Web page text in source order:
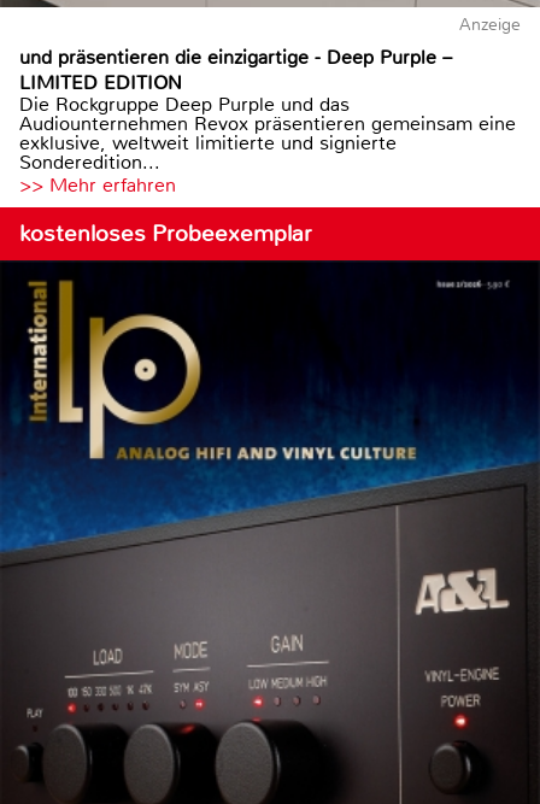
Anzeige
und präsentieren die einzigartige - Deep Purple –
LIMITED EDITION
Die Rockgruppe Deep Purple und das
Audiounternehmen Revox präsentieren gemeinsam eine
exklusive, weltweit limitierte und signierte
Sonderedition...
>> Mehr erfahren
kostenloses Probeexemplar